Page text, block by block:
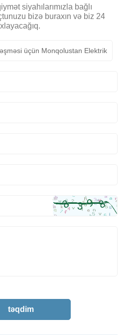
siyahılarımızla bağlı
bizə buraxın və biz 24